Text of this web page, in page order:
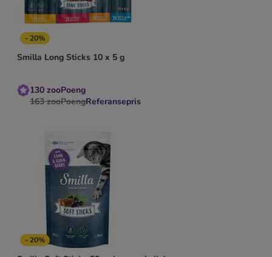
- 20%
Smilla Long Sticks 10 x 5 g
130 zooPoeng
163 zooPoengReferansepris
- 20%